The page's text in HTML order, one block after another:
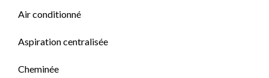
Air conditionné
Aspiration centralisée
Cheminée